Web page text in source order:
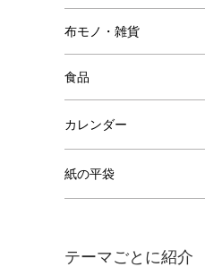
布モノ・雑貨
食品
カレンダー
紙の平袋
テーマごとに紹介